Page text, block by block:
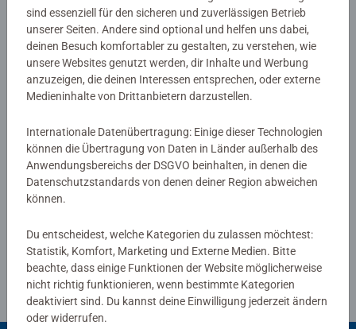
Noch keine Bewertungen
abgegeben
0/0
Verfasse eine Bewertung
Richtlinien für Bewertungen
sind essenziell für den sicheren und zuverlässigen Betrieb
unserer Seiten. Andere sind optional und helfen uns dabei,
deinen Besuch komfortabler zu gestalten, zu verstehen, wie
unsere Websites genutzt werden, dir Inhalte und Werbung
anzuzeigen, die deinen Interessen entsprechen, oder externe
Medieninhalte von Drittanbietern darzustellen.
Internationale Datenübertragung: Einige dieser Technologien
können die Übertragung von Daten in Länder außerhalb des
Anwendungsbereichs der DSGVO beinhalten, in denen die
Datenschutzstandards von denen deiner Region abweichen
können.
Du entscheidest, welche Kategorien du zulassen möchtest:
Statistik, Komfort, Marketing und Externe Medien. Bitte
beachte, dass einige Funktionen der Website möglicherweise
nicht richtig funktionieren, wenn bestimmte Kategorien
deaktiviert sind. Du kannst deine Einwilligung jederzeit ändern
oder widerrufen.